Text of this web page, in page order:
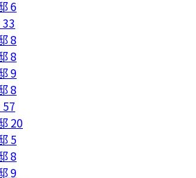
6
33
8
8
9
8
57
20
5
8
9